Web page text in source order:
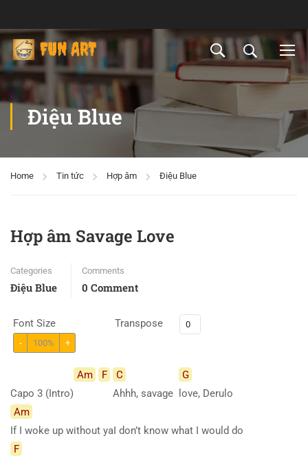
Điệu Blue
Home Tin tức Hợp âm Điệu Blue
Hợp âm Savage Love
Categories
Điệu Blue
Comments
0 Comment
Font Size
- 100% +
Transpose
Capo 3 (Intro)
Am F
C
Ahhh, savage
G
love, Derulo
Am
If I woke up without yaI don’t know what I would do
F